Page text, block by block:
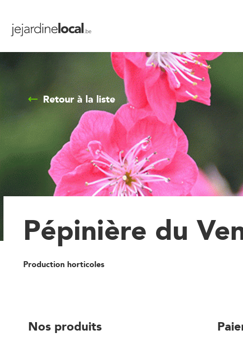
Retour à la liste
Pépinière du
Production horticoles
Nos produits